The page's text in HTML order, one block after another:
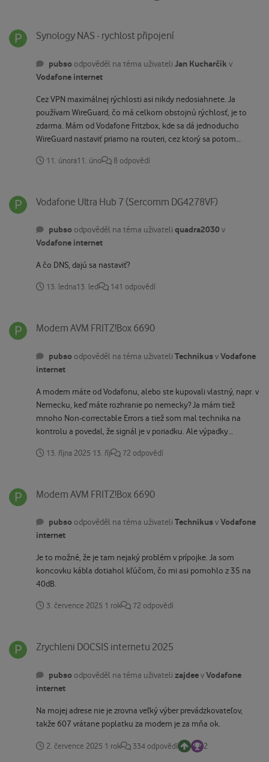
Synology NAS - rychlost připojení
pubso odpověděl na téma uživateliJan Kucharčík v
Vodafone internet
Cez VPN maximálnej rýchlosti asi nikdy nedosiahnete. Ja
používam WireGuard, čo má celkom obstojnú rýchlosť, je to
zdarma. Mám od Vodafone Fritzbox, kde sa dá jednoducho
WireGuard nastaviť priamo na routeri, cez ktorý sa potom
Synology cez zariadenie, kde mám WireGuard nainštalovaný
čo je tiež podobné WireGuardu.
11. února11. úno 8 odpovědí
Vodafone Ultra Hub 7 (Sercomm DG4278VF)
pubso odpověděl na téma uživateliquadra2030v
Vodafone internet
A čo DNS, dajú sa nastaviť?
13. ledna13. led 141 odpovědí
Modem AVM FRITZ!Box 6690
pubso odpověděl na téma uživateliTechnikusvVodafone
internet
A modem máte od Vodafonu, alebo ste kupovali vlastný, napr. v
Nemecku, keď máte rozhranie po nemecky? Ja mám tiež
mnoho Non-correctable Errors a tiež som mal technika na
kontrolu a povedal, že signál je v poriadku. Ale výpadky
13. října 2025 13. říj 72 odpovědí
Modem AVM FRITZ!Box 6690
pubso odpověděl na téma uživateliTechnikusvVodafone
internet
Je to možné, že je tam nejaký problém v prípojke. Ja som
koncovku kábla dotiahol kľúčom, čo mi asi pomohlo z 35 na
40dB.
3. července 2025 1 rok 72 odpovědí
Zrychleni DOCSIS internetu 2025
pubso odpověděl na téma uživatelizajdeevVodafone
internet
Na mojej adrese nie je zrovna veľký výber prevádzkovateľov,
takže 607 vrátane poplatku za modem je za mňa ok.
2. července 2025 1 rok 334 odpovědí 2